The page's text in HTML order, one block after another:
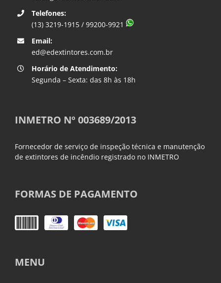
Telefones:
(13) 3219-1915 / 99200-9921
Email:
ed@edextintores.com.br
Horário de Atendimento:
Segunda – Sexta: das 8h às 18h
INMETRO Nº 003689/2013
Fornecedor de serviço de inspeção técnica e manutenção
de extintores de incêndio registrado no INMETRO
FORMAS DE PAGAMENTO
MENU